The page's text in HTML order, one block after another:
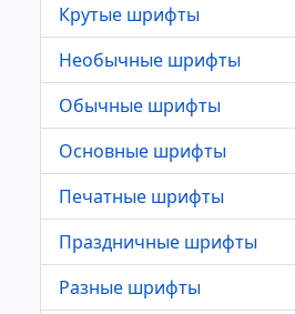
Крутые шрифты
Необычные шрифты
Обычные шрифты
Основные шрифты
Печатные шрифты
Праздничные шрифты
Разные шрифты